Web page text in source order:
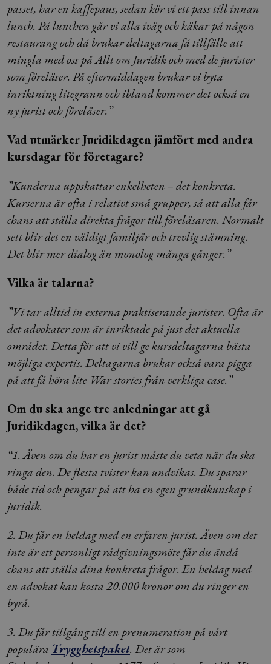
passet, har en kaffepaus, sedan kör vi ett pass till innan
lunch. På lunchen går vi alla iväg och käkar på någon
restaurang och då brukar deltagarna få tillfälle att
mingla med oss på Allt om Juridik och med de jurister
som föreläser. På eftermiddagen brukar vi byta
inriktning litegrann och ibland kommer det också en
ny jurist och föreläser.”
Vad utmärker Juridikdagen jämfört med andra
kursdagar för företagare?
”Kunderna uppskattar enkelheten – det konkreta.
Kurserna är ofta i relativt små grupper, så att alla får
chans att ställa direkta frågor till föreläsaren. Normalt
sett blir det en väldigt familjär och trevlig stämning.
Det blir mer dialog än monolog många gånger.”
Vilka är talarna?
”Vi tar alltid in externa praktiserande jurister. Ofta är
det advokater som är inriktade på just det aktuella
området. Detta för att vi vill ge kursdeltagarna bästa
möjliga expertis. Deltagarna brukar också vara pigga
på att få höra lite War stories från verkliga case.”
Om du ska ange tre anledningar att gå
Juridikdagen, vilka är det?
“1. Även om du har en jurist måste du veta när du ska
ringa den. De flesta tvister kan undvikas. Du sparar
både tid och pengar på att ha en egen grundkunskap i
juridik.
2. Du får en heldag med en erfaren jurist. Även om det
inte är ett personligt rådgivningsmöte får du ändå
chans att ställa dina konkreta frågor. En heldag med
en advokat kan kosta 20.000 kronor om du ringer en
byrå.
3. Du får tillgång till en prenumeration på vårt
populära Trygghetspaket. Det är som